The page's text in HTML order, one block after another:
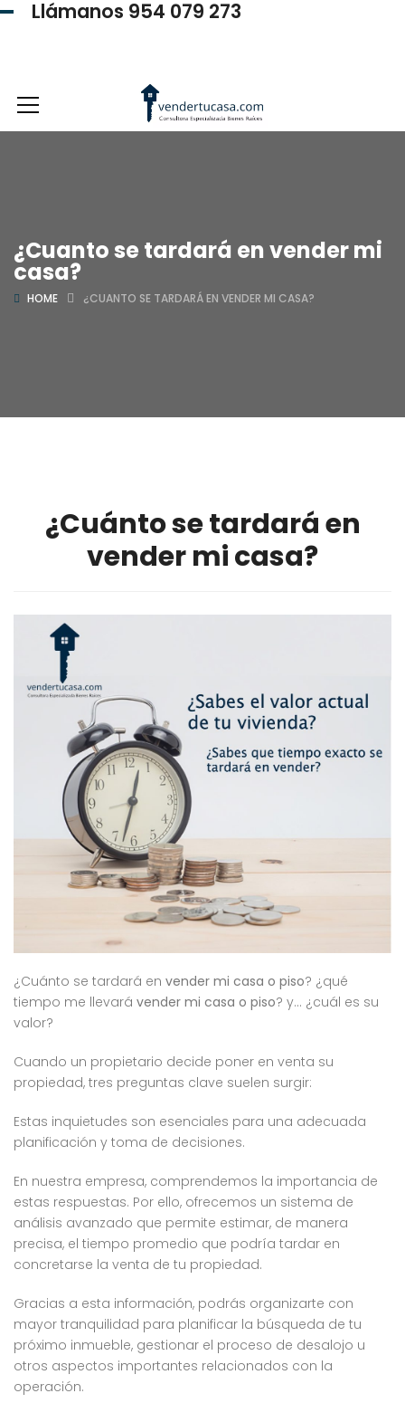
Llámanos 954 079 273
¿Cuanto se tardará en vender mi
casa?
HOME ¿CUANTO SE TARDARÁ EN VENDER MI CASA?
¿Cuánto se tardará en
vender mi casa?
¿Cuánto se tardará en vender mi casa o piso? ¿qué
tiempo me llevará vender mi casa o piso? y… ¿cuál es su
valor?
Cuando un propietario decide poner en venta su
propiedad, tres preguntas clave suelen surgir:
Estas inquietudes son esenciales para una adecuada
planificación y toma de decisiones.
En nuestra empresa, comprendemos la importancia de
estas respuestas. Por ello, ofrecemos un sistema de
análisis avanzado que permite estimar, de manera
precisa, el tiempo promedio que podría tardar en
concretarse la venta de tu propiedad.
Gracias a esta información, podrás organizarte con
mayor tranquilidad para planificar la búsqueda de tu
próximo inmueble, gestionar el proceso de desalojo u
otros aspectos importantes relacionados con la
operación.